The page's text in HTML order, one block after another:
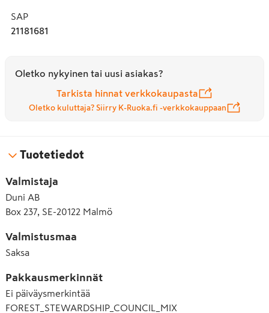
SAP
21181681
Oletko nykyinen tai uusi asiakas?
Tarkista hinnat verkkokaupasta
Oletko kuluttaja? Siirry K-Ruoka.fi -verkkokauppaan
Tuotetiedot
Valmistaja
Duni AB
Box 237, SE-20122 Malmö
Valmistusmaa
Saksa
Pakkausmerkinnät
Ei päiväysmerkintää
FOREST_STEWARDSHIP_COUNCIL_MIX